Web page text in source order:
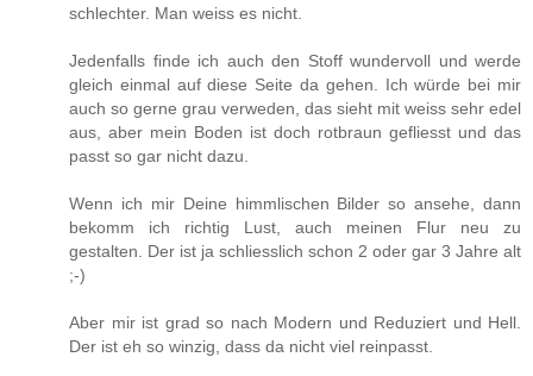
schlechter. Man weiss es nicht.
Jedenfalls finde ich auch den Stoff wundervoll und werde
gleich einmal auf diese Seite da gehen. Ich würde bei mir
auch so gerne grau verweden, das sieht mit weiss sehr edel
aus, aber mein Boden ist doch rotbraun gefliesst und das
passt so gar nicht dazu.
Wenn ich mir Deine himmlischen Bilder so ansehe, dann
bekomm ich richtig Lust, auch meinen Flur neu zu
gestalten. Der ist ja schliesslich schon 2 oder gar 3 Jahre alt
;-)
Aber mir ist grad so nach Modern und Reduziert und Hell.
Der ist eh so winzig, dass da nicht viel reinpasst.